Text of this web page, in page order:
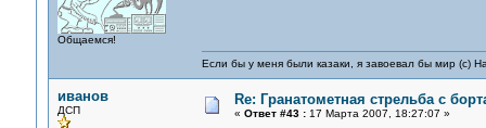
Общаемся!
Если бы у меня были казаки, я завоевал бы мир (с)
иванов
ДСП
Re: Гранатометная стрельба с
« Ответ #43 :17 Марта 2007, 18:27:07 »